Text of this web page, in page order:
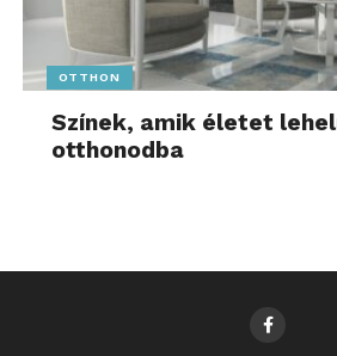
OTTHON
Színek, amik életet
otthonodba